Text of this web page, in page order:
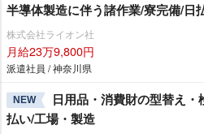
半導体製造に伴う諸作業/寮完備/日
株式会社ライオン社
月給23万9,800円
派遣社員 / 神奈川県
NEW
日用品・消費財の型替え
払い/工場・製造